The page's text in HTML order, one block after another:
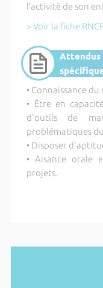
l’activité de son
> Voir la fiche
Attendus
• Connaissance
• Être en
d'outils de
problématiques
• Disposer
• Aisance orale
projets.